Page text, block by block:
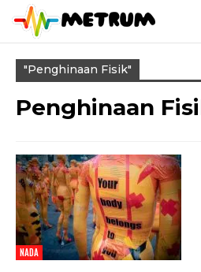
"penghinaan Fisik"
Penghinaan
NADA